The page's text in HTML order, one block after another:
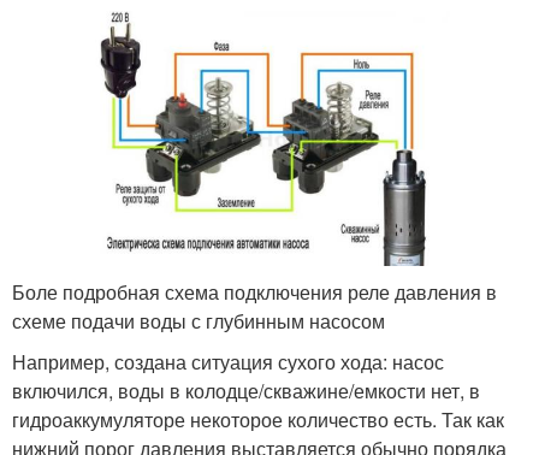
Боле подробная схема подключения реле давления в
схеме подачи воды с глубинным насосом
Например, создана ситуация сухого хода: насос
включился, воды в колодце/скважине/емкости нет, в
гидроаккумуляторе некоторое количество есть. Так как
нижний порог давления выставляется обычно порядка